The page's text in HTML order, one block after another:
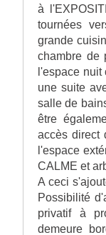
à
tournées
grande
chambre de
l'espace nuit
une suite
salle de
être
accès direct
l'espace
CALME et
A ceci
Possibilité
privatif à
demeure